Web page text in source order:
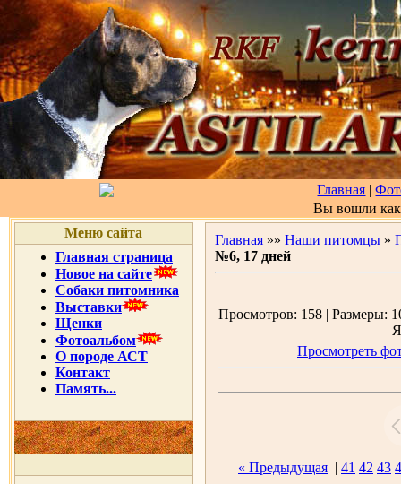
Главная |
Вы вошли
Меню сайта
Главная страница
Новое на сайте
Собаки питомника
Выставки
Щенки
Фотоальбом
О породе АСТ
Контакт
Память...
Главная »» Наши питомцы »
№6, 17 дней
Просмотров: 158 | Размеры:
Просмотреть
« Предыдущая | 41 42 43